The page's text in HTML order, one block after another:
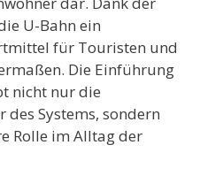
U-Bahn ein
für Touristen und
Die Einführung
nicht nur die
Systems, sondern
Rolle im Alltag der